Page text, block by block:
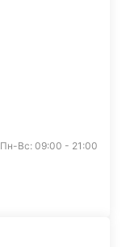
Пн-Вс: 09:00 - 21:00